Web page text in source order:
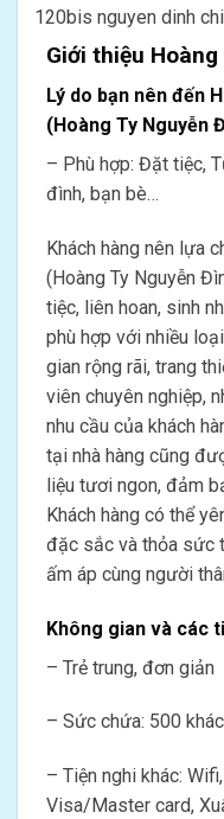
120bis nguyen dinh
Giới thiệu
Lý do bạn nên đến
(Hoàng Ty Nguyễn
– Phù hợp: Đặt tiệc,
đình, bạn bè…
Khách hàng nên lựa
(Hoàng Ty Nguyễn
tiệc, liên hoan, sinh
phù hợp với nhiều
gian rộng rãi, trang
viên chuyên nghiệp,
nhu cầu của khách
tại nhà hàng cũng
liệu tươi ngon, đảm
Khách hàng có thể
đặc sắc và thỏa sức
ấm áp cùng người
Không gian và các
– Trẻ trung, đơn giản
– Sức chứa: 500
– Tiện nghi khác:
Visa/Master card,